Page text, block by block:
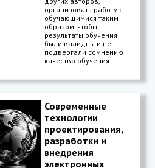
организовать работу с
обучающимися таким
образом, чтобы
результаты обучения
были валидны и не
подвергали сомнению
качество обучения.
Современные
технологии
проектирования,
разработки и
внедрения
электронных